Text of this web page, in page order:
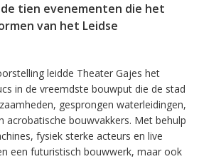
tien evenementen die het
van het Leidse
leidde Theater Gajes het
in de vreemdste bouwput die de stad
gesprongen waterleidingen,
acrobatische bouwvakkers. Met behulp
fysiek sterke acteurs en live
een futuristisch bouwwerk, maar ook